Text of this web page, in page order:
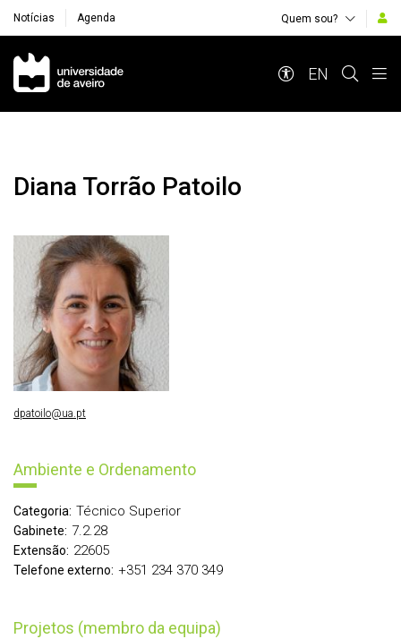
Notícias Agenda Quem sou?
Navegação Principal
EN
Diana Torrão Patoilo
Ambiente e Ordenamento
Categoria: Técnico Superior
Gabinete: 7.2.28
Extensão: 22605
Telefone externo: +351 234 370 349
Projetos (membro da equipa)
dpatoilo@ua.pt